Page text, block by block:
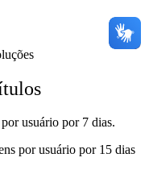
usuário por 7 dias.
por usuário por 15 dias